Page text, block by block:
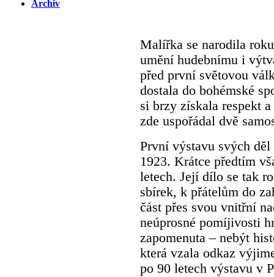
Archiv
Malířka se narodila
umění hudebnímu i
před první světovou
dostala do bohémské
si brzy získala respekt
zde uspořádal dvě
První výstavu svých
1923. Krátce předtím
letech. Její dílo se tak
sbírek, k přátelům do
část přes svou vnitřní
neúprosné pomíjivosti
zapomenuta – nebýt
která vzala odkaz
po 90 letech výstavu v